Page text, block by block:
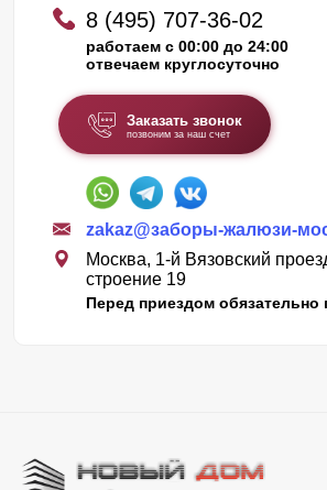
8 (495) 707-36-02
работаем с 00:00 до 24:00
отвечаем круглосуточно
Заказать звонок
позвоним за наш счет
zakaz@заборы-жалюзи-
Москва, 1-й Вязовский
строение 19
Перед приездом обязательно